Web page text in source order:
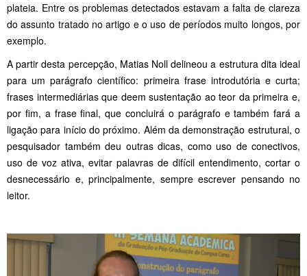
plateia. Entre os problemas detectados estavam a falta de clareza
do assunto tratado no artigo e o uso de períodos muito longos, por
exemplo.
A partir desta percepção, Matias Noll delineou a estrutura dita ideal
para um parágrafo científico: primeira frase introdutória e curta;
frases intermediárias que deem sustentação ao teor da primeira e,
por fim, a frase final, que concluirá o parágrafo e também fará a
ligação para início do próximo. Além da demonstração estrutural, o
pesquisador também deu outras dicas, como uso de conectivos,
uso de voz ativa, evitar palavras de difícil entendimento, cortar o
desnecessário e, principalmente, sempre escrever pensando no
leitor.